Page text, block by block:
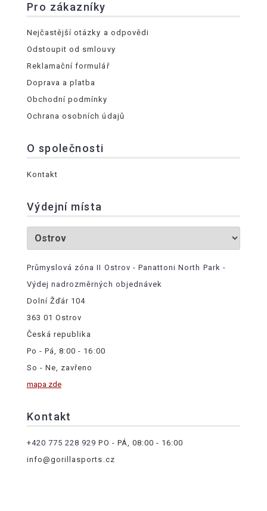
Pro zákazníky
Nejčastější otázky a odpovědi
Odstoupit od smlouvy
Reklamační formulář
Doprava a platba
Obchodní podmínky
Ochrana osobních údajů
O společnosti
Kontakt
Výdejní místa
Průmyslová zóna II Ostrov - Panattoni North Park -
Výdej nadrozměrných objednávek
Dolní Žďár 104
363 01 Ostrov
Česká republika
Po - Pá, 8:00 - 16:00
So - Ne, zavřeno
mapa zde
Kontakt
+420 775 228 929 PO - PÁ, 08:00 - 16:00
info@gorillasports.cz